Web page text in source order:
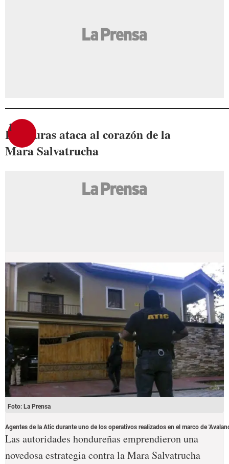
1
Honduras ataca al corazón de la
Mara Salvatrucha
Foto: La Prensa
Agentes de la Atic durante uno de los operativos realizados en el marco de
Las autoridades hondureñas emprendieron una
novedosa estrategia contra la Mara Salvatrucha